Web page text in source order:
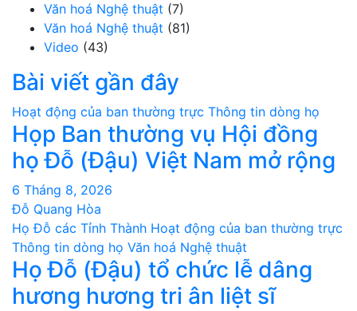
Văn hoá Nghệ thuật (7)
Văn hoá Nghệ thuật (81)
Video (43)
Bài viết gần đây
Hoạt động của ban thường trực Thông tin dòng họ
Họp Ban thường vụ Hội đồng
họ Đỗ (Đậu) Việt Nam mở rộng
6 Tháng 8, 2026
Đỗ Quang Hòa
Họ Đỗ các Tỉnh Thành Hoạt động của ban thường trực
Thông tin dòng họ Văn hoá Nghệ thuật
Họ Đỗ (Đậu) tổ chức lễ dâng
hương hương tri ân liệt sĩ